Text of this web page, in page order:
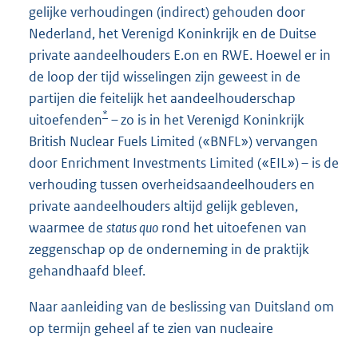
gelijke verhoudingen (indirect) gehouden door
Nederland, het Verenigd Koninkrijk en de Duitse
private aandeelhouders E.on en RWE. Hoewel er in
de loop der tijd wisselingen zijn geweest in de
partijen die feitelijk het aandeelhouderschap
uitoefenden* – zo is in het Verenigd Koninkrijk
British Nuclear Fuels Limited («BNFL») vervangen
door Enrichment Investments Limited («EIL») – is de
verhouding tussen overheidsaandeelhouders en
private aandeelhouders altijd gelijk gebleven,
waarmee de status quo rond het uitoefenen van
zeggenschap op de onderneming in de praktijk
gehandhaafd bleef.
Naar aanleiding van de beslissing van Duitsland om
op termijn geheel af te zien van nucleaire